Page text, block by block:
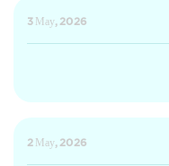
3 May, 2026
2 May, 2026